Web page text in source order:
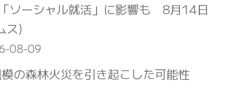
ソーシャル就活」に影響も 8月14日
ス)
08-09
の森林火災を引き起こした可能性